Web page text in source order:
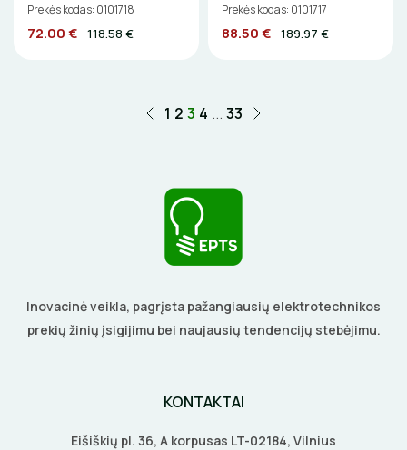
Prekės kodas: 0101718
72.00 € 118.58 €
Prekės kodas: 0101717
88.50 € 189.97 €
1 2 3 4 ... 33
Inovacinė veikla, pagrįsta pažangiausių elektrotechnikos
prekių žinių įsigijimu bei naujausių tendencijų stebėjimu.
KONTAKTAI
Eišiškių pl. 36, A korpusas LT-02184, Vilnius